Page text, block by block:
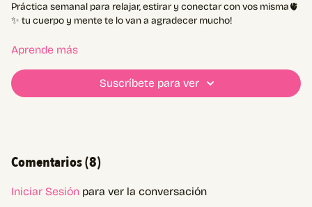
Práctica semanal para relajar, estirar y conectar con vos misma🫀
✨ tu cuerpo y mente te lo van a agradecer mucho!
Vas a necesitar:
Aprende más
Suscríbete para ver
Comentarios (8)
Iniciar Sesión para ver la conversación